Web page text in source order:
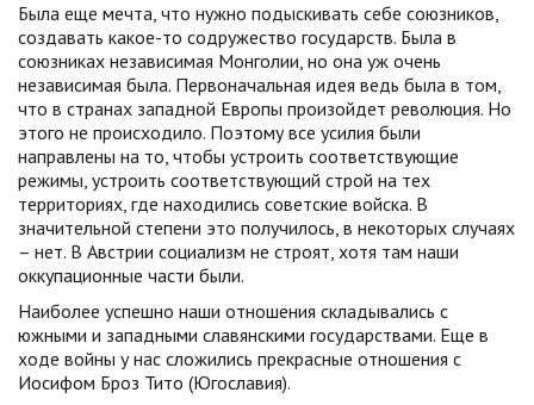
Была еще мечта, что нужно подыскивать себе союзников,
создавать какое-то содружество государств. Была в
союзниках независимая Монголии, но она уж очень
независимая была. Первоначальная идея ведь была в том,
что в странах западной Европы произойдет революция. Но
этого не происходило. Поэтому все усилия были
направлены на то, чтобы устроить соответствующие
режимы, устроить соответствующий строй на тех
территориях, где находились советские войска. В
значительной степени это получилось, в некоторых случаях
– нет. В Австрии социализм не строят, хотя там наши
оккупационные части были.
Наиболее успешно наши отношения складывались с
южными и западными славянскими государствами. Еще в
ходе войны у нас сложились прекрасные отношения с
Иосифом Броз Тито (Югославия).